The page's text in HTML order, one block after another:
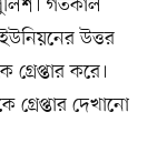
উত্তর
করে।
গ্রেপ্তার দেখানো